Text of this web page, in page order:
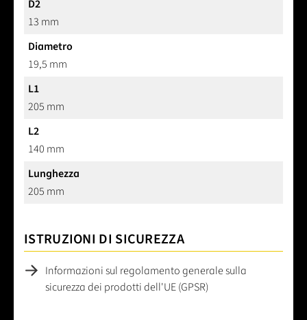
D2
13 mm
Diametro
19,5 mm
L1
205 mm
L2
140 mm
Lunghezza
205 mm
ISTRUZIONI DI SICUREZZA
Informazioni sul regolamento generale sulla
sicurezza dei prodotti dell'UE (GPSR)